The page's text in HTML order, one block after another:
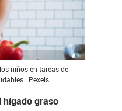
niños en tareas de
| Pexels
hígadograso